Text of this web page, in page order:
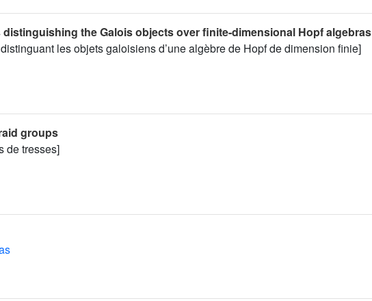
the Galois objects over finite-dimensional Hopf algebras
les objets galoisiens d’une algèbre de Hopf de dimension finie]
groups
de tresses]